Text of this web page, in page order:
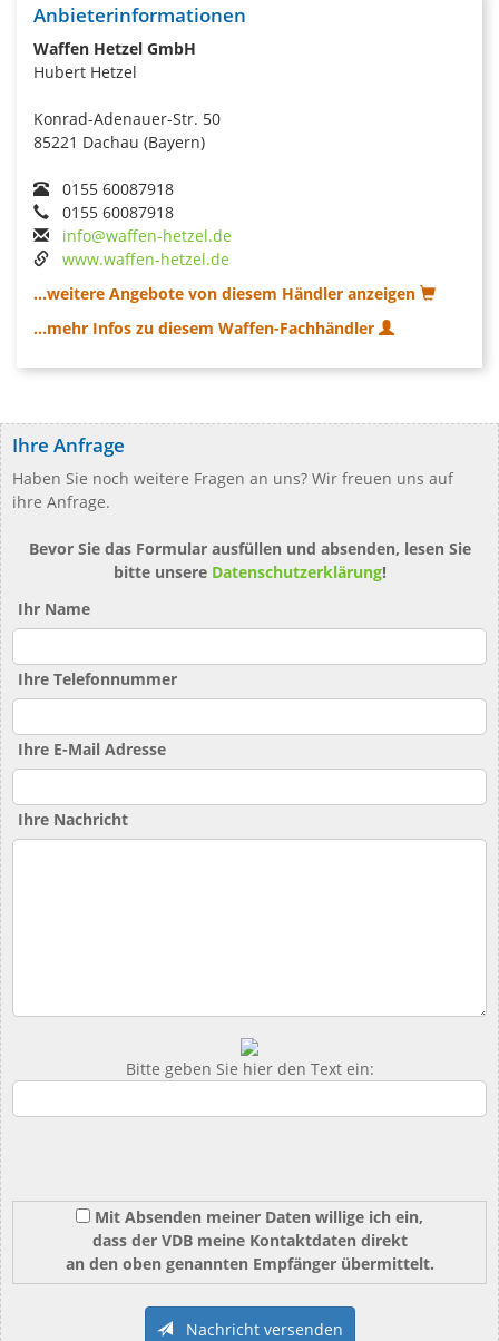
Anbieterinformationen
Waffen Hetzel GmbH
Hubert Hetzel
Konrad-Adenauer-Str. 50
85221 Dachau (Bayern)
0155 60087918
0155 60087918
info@waffen-hetzel.de
www.waffen-hetzel.de
...weitere Angebote von diesem Händler anzeigen
...mehr Infos zu diesem Waffen-Fachhändler
Ihre Anfrage
Haben Sie noch weitere Fragen an uns? Wir freuen uns auf
ihre Anfrage.
Bevor Sie das Formular ausfüllen und absenden, lesen Sie
bitte unsere Datenschutzerklärung!
Ihr Name
Ihre Telefonnummer
Ihre E-Mail Adresse
Ihre Nachricht
Bitte geben Sie hier den Text ein:
Mit Absenden meiner Daten willige ich ein,
dass der VDB meine Kontaktdaten direkt
an den oben genannten Empfänger übermittelt.
Nachricht versenden